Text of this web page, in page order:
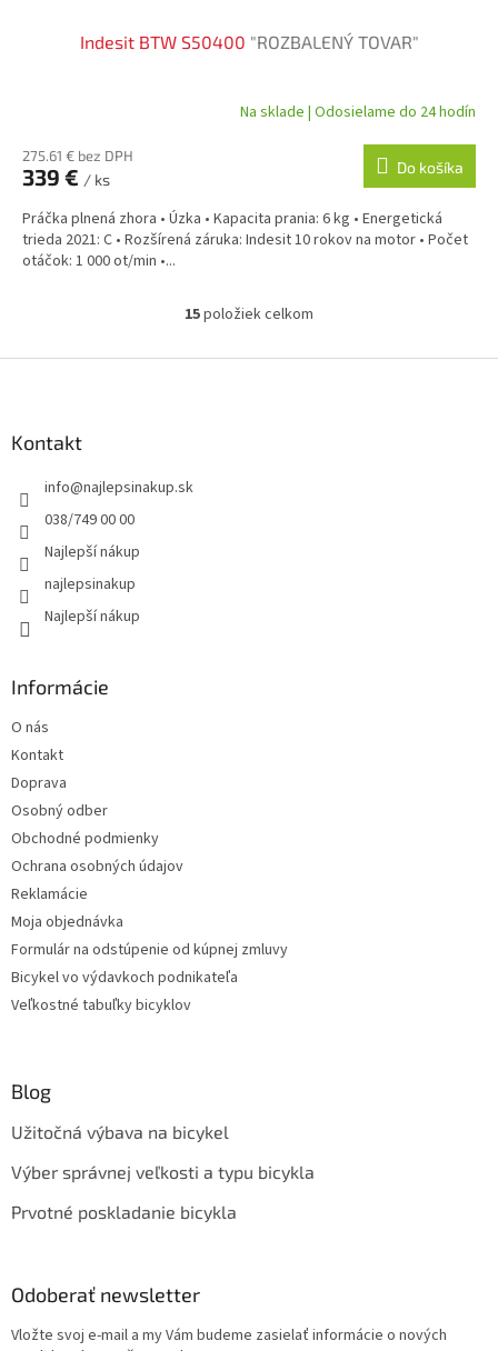
Indesit BTW S50400 "ROZBALENÝ TOVAR"
Na sklade | Odosielame do 24 hodín
275.61 € bez DPH
339 € / ks
Do košíka
Práčka plnená zhora • Úzka • Kapacita prania: 6 kg • Energetická
trieda 2021: C • Rozšírená záruka: Indesit 10 rokov na motor • Počet
otáčok: 1 000 ot/min •...
O
l
15položiek celkom
Kontakt
info@najlepsinakup.sk
038/749 00 00
Najlepší nákup
najlepsinakup
Najlepší nákup
Informácie
O nás
Kontakt
Doprava
Osobný odber
Obchodné podmienky
Ochrana osobných údajov
Reklamácie
Moja objednávka
Formulár na odstúpenie od kúpnej zmluvy
Bicykel vo výdavkoch podnikateľa
Veľkostné tabuľky bicyklov
Blog
Užitočná výbava na bicykel
Výber správnej veľkosti a typu bicykla
Prvotné poskladanie bicykla
Odoberať newsletter
Vložte svoj e-mail a my Vám budeme zasielať informácie o nových